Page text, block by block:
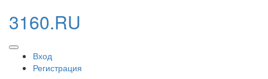
3160.RU
Вход
Регистрация